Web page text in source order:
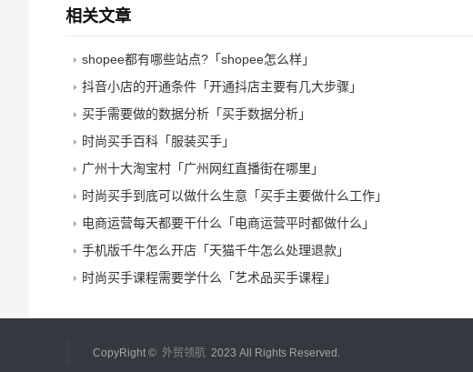
相关文章
shopee都有哪些站点?「shopee怎么样」
抖音小店的开通条件「开通抖店主要有几大步骤」
买手需要做的数据分析「买手数据分析」
时尚买手百科「服装买手」
广州十大淘宝村「广州网红直播街在哪里」
时尚买手到底可以做什么生意「买手主要做什么工作」
电商运营每天都要干什么「电商运营平时都做什么」
手机版千牛怎么开店「天猫千牛怎么处理退款」
时尚买手课程需要学什么「艺术品买手课程」
CopyRight © 外贸领航 2023 All Rights Reserved.